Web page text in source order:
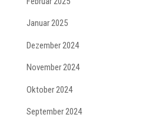
Januar 2025
Dezember 2024
November 2024
Oktober 2024
September 2024